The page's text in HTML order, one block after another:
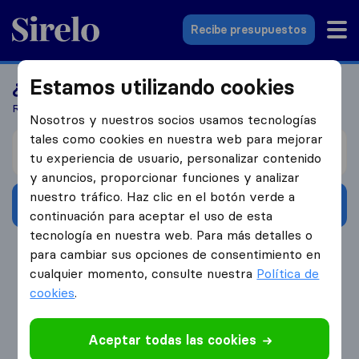
Sirelo.es
Recibe presupuestos
¿Buscas una empresa de mudanzas?
Recibe 5 presupuestos en 3 pasos
Me mudo de
Recibe presupuestos
4.3 793 Reseñas de Google
Estamos utilizando cookies
Nosotros y nuestros socios usamos tecnologías
tales como cookies en nuestra web para mejorar
tu experiencia de usuario, personalizar contenido
y anuncios, proporcionar funciones y analizar
nuestro tráfico. Haz clic en el botón verde a
continuación para aceptar el uso de esta
tecnología en nuestra web. Para más detalles o
para cambiar sus opciones de consentimiento en
cualquier momento, consulte nuestra Política de
cookies.
Aceptar todas las cookies